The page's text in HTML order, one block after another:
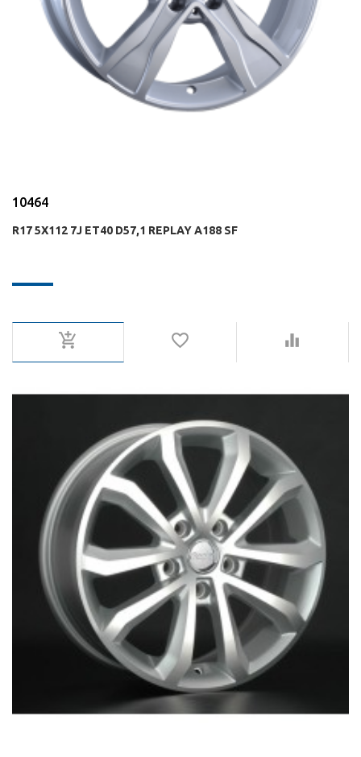
10464
R17 5X112 7J ET40 D57,1 REPLAY A188 SF